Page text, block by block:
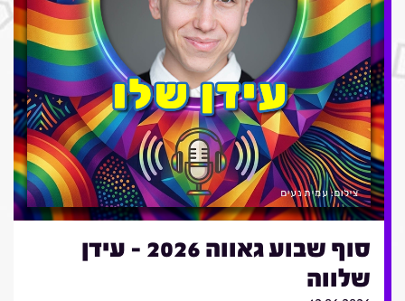
סוף שבוע גאווה 2026 - עידן
שלווה